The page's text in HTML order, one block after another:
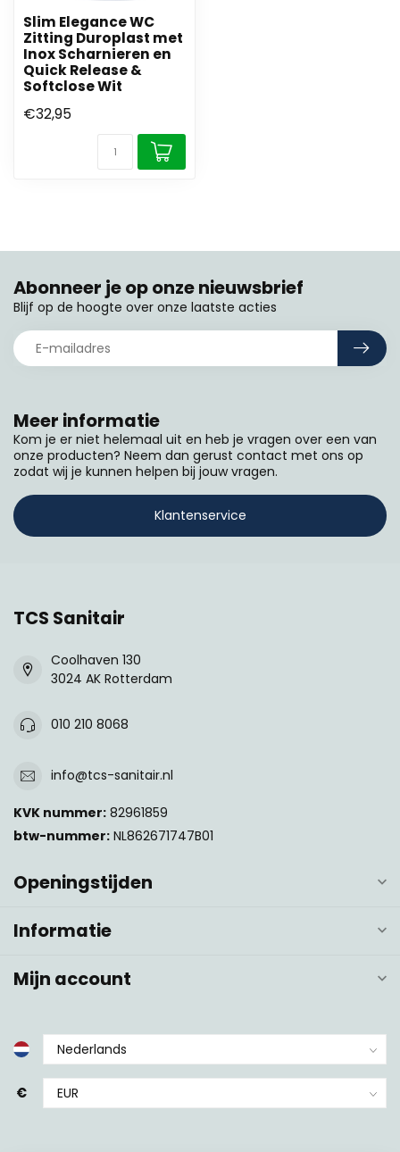
Slim Elegance WC
Zitting Duroplast met
Inox Scharnieren en
Quick Release &
Softclose Wit
€32,95
Meer informatie
Kom je er niet helemaal uit en heb je vragen over een van
onze producten? Neem dan gerust contact met ons op
zodat wij je kunnen helpen bij jouw vragen.
Klantenservice
Abonneer je op onze nieuwsbrief
Blijf op de hoogte over onze laatste acties
TCS Sanitair
Coolhaven 130
3024 AK Rotterdam
010 210 8068
info@tcs-sanitair.nl
KVK nummer: 82961859
btw-nummer: NL862671747B01
Openingstijden
Informatie
Mijn account
€